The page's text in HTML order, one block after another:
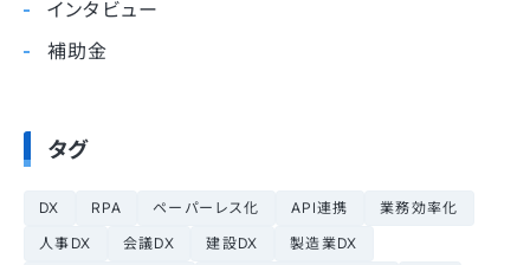
インタビュー
補助金
タグ
DX RPA ペーパーレス化 API連携
業務効率化
人事DX
会議DX 建設DX
製造業DX